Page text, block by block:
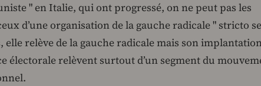
" en Italie, qui ont progressé, on ne peut pas les
d’une organisation de la gauche radicale " stricto
elle relève de la gauche radicale mais son
électorale relèvent surtout d’un segment du